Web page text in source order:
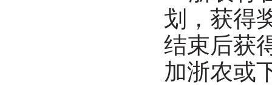
划，获得
结束后获
加浙农或